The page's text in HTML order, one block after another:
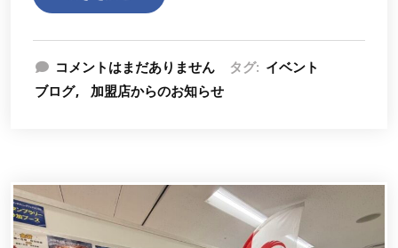
コメントはまだありません タグ: イベント
ブログ
加盟店からのお知らせ